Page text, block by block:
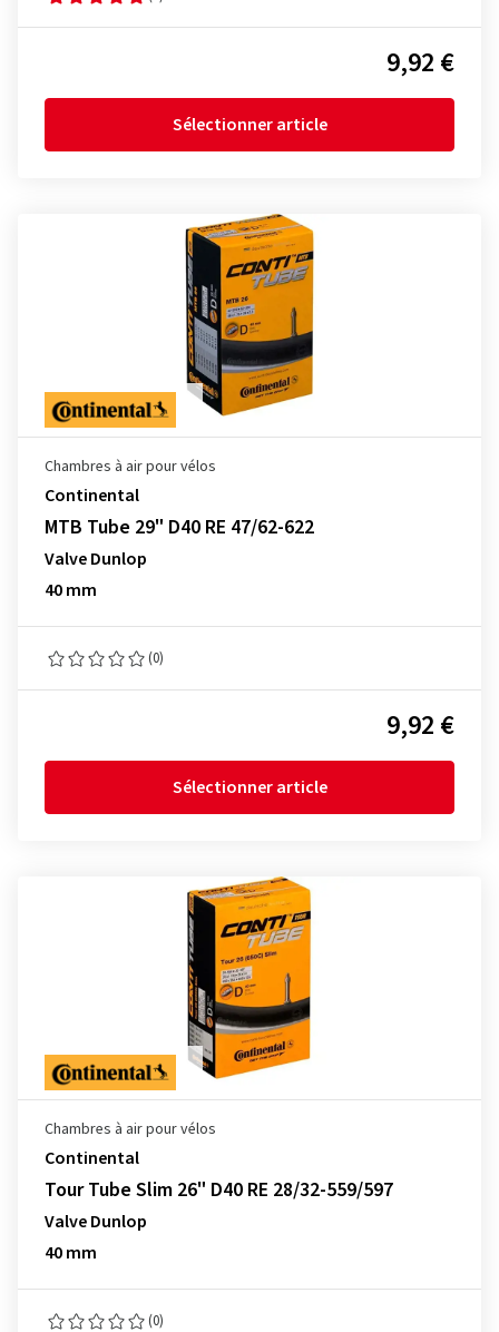
9,92 €
Sélectionner article
Chambres à air pour vélos
Continental
MTB Tube 29" D40 RE 47/62-622
Valve Dunlop
40 mm
(0)
9,92 €
Sélectionner article
Chambres à air pour vélos
Continental
Tour Tube Slim 26" D40 RE 28/32-559/597
Valve Dunlop
40 mm
(0)